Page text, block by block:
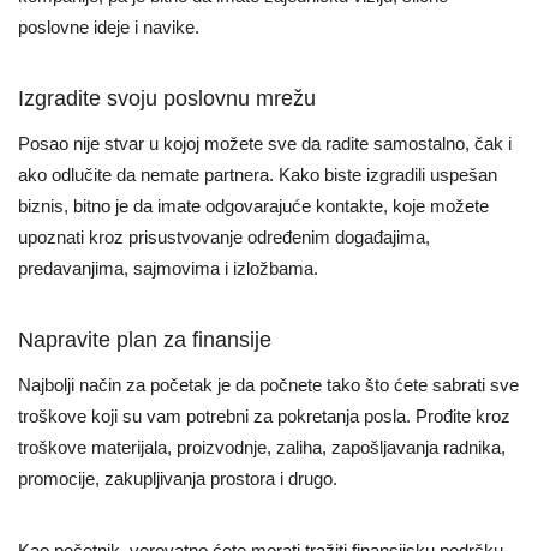
poslovne ideje i navike.
Izgradite svoju poslovnu mrežu
Posao nije stvar u kojoj možete sve da radite samostalno, čak i
ako odlučite da nemate partnera. Kako biste izgradili uspešan
biznis, bitno je da imate odgovarajuće kontakte, koje možete
upoznati kroz prisustvovanje određenim događajima,
predavanjima, sajmovima i izložbama.
Napravite plan za finansije
Najbolji način za početak je da počnete tako što ćete sabrati sve
troškove koji su vam potrebni za pokretanja posla. Prođite kroz
troškove materijala, proizvodnje, zaliha, zapošljavanja radnika,
promocije, zakupljivanja prostora i drugo.